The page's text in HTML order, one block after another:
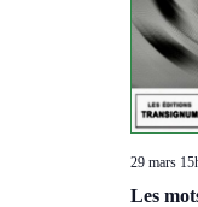
Les
29 mars